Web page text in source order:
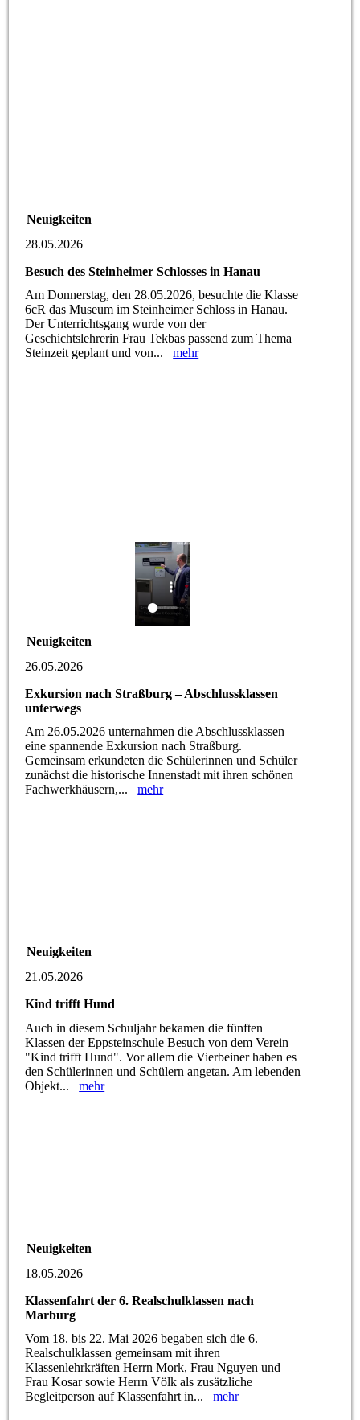
Neuigkeiten
28.05.2026
Besuch des Steinheimer Schlosses in Hanau
Am Donnerstag, den 28.05.2026, besuchte die Klasse
6cR das Museum im Steinheimer Schloss in Hanau.
Der Unterrichtsgang wurde von der
Geschichtslehrerin Frau Tekbas passend zum Thema
Steinzeit geplant und von...mehr
Neuigkeiten
26.05.2026
Exkursion nach Straßburg – Abschlussklassen
unterwegs
Am 26.05.2026 unternahmen die Abschlussklassen
eine spannende Exkursion nach Straßburg.
Gemeinsam erkundeten die Schülerinnen und Schüler
zunächst die historische Innenstadt mit ihren schönen
Fachwerkhäusern,...mehr
Neuigkeiten
21.05.2026
Kind trifft Hund
Auch in diesem Schuljahr bekamen die fünften
Klassen der Eppsteinschule Besuch von dem Verein
"Kind trifft Hund". Vor allem die Vierbeiner haben es
den Schülerinnen und Schülern angetan. Am lebenden
Objekt...mehr
Neuigkeiten
18.05.2026
Klassenfahrt der 6. Realschulklassen nach
Marburg
Vom 18. bis 22. Mai 2026 begaben sich die 6.
Realschulklassen gemeinsam mit ihren
Klassenlehrkräften Herrn Mork, Frau Nguyen und
Frau Kosar sowie Herrn Völk als zusätzliche
Begleitperson auf Klassenfahrt in...mehr